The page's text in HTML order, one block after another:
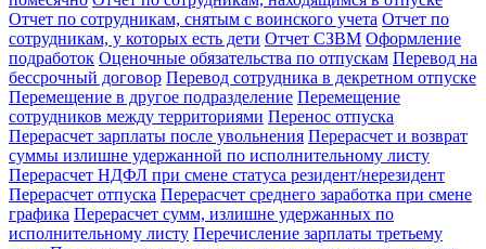
Отчет по сотрудникам, снятым с воинского учета Отчет по
сотрудникам, у которых есть дети Отчет СЗВМ Оформление
подработок Оценочные обязательства по отпускам Перевод на
бессрочный договор Перевод сотрудника в декретном отпуске
Перемещение в другое подразделение Перемещение
сотрудников между территориями Перенос отпуска
Перерасчет зарплаты после увольнения Перерасчет и возврат
суммы излишне удержанной по исполнительному листу
Перерасчет НДФЛ при смене статуса резидент/нерезидент
Перерасчет отпуска Перерасчет среднего заработка при смене
графика Перерасчет сумм, излишне удержанных по
исполнительному листу Перечисление зарплаты третьему